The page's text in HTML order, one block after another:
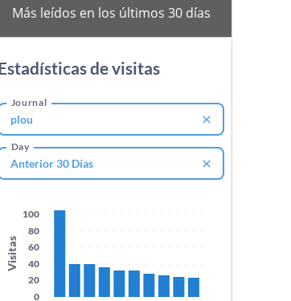
mas-
vistos
Más leídos en los últimos 30 días